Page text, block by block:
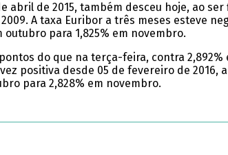
de 2015, também desceu hoje, ao ser
A taxa Euribor a três meses esteve
para 1,825% em novembro.
do que na terça-feira, contra 2,892%
positiva desde 05 de fevereiro de 2016,
para 2,828% em novembro.